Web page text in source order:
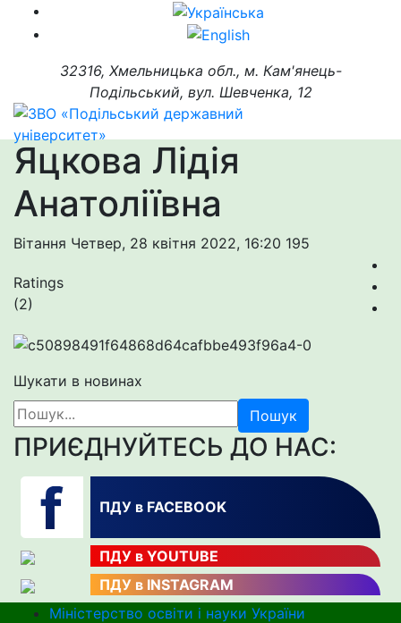
32316, Хмельницька обл., м. Кам'янець-
Подільський, вул. Шевченка, 12
Яцкова Лідія
Анатоліївна
Вітання Четвер, 28 квітня 2022, 16:20 195
Ratings
(2)
Шукати в новинах
Пошук
ПРИЄДНУЙТЕСЬ ДО НАС:
ПДУ в FACEBOOK
ПДУ в YOUTUBE
ПДУ в INSTAGRAM
Міністерство освіти і науки України